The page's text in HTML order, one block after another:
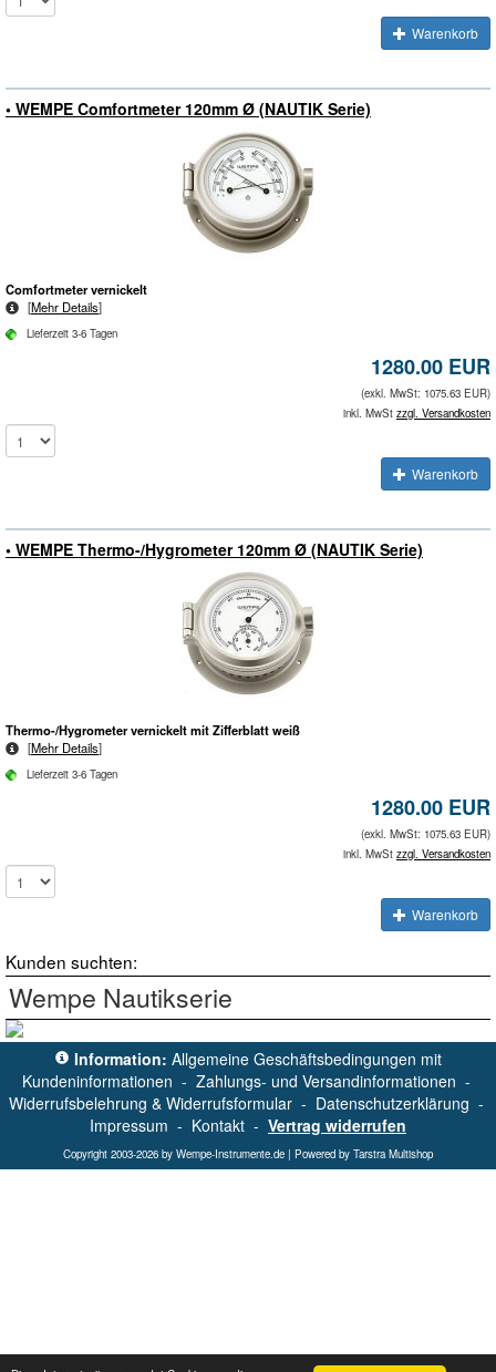
Warenkorb
• WEMPE Comfortmeter 120mm Ø (NAUTIK Serie)
Comfortmeter vernickelt
[Mehr Details]
Lieferzeit 3-6 Tagen
1280.00 EUR
(exkl. MwSt: 1075.63 EUR)
inkl. MwSt zzgl. Versandkosten
Warenkorb
• WEMPE Thermo-/Hygrometer 120mm Ø (NAUTIK Serie)
Thermo-/Hygrometer vernickelt mit Zifferblatt weiß
[Mehr Details]
Lieferzeit 3-6 Tagen
1280.00 EUR
(exkl. MwSt: 1075.63 EUR)
inkl. MwSt zzgl. Versandkosten
Warenkorb
Kunden suchten:
Wempe Nautikserie
Information: Allgemeine Geschäftsbedingungen mit
Kundeninformationen - Zahlungs- und Versandinformationen -
Widerrufsbelehrung & Widerrufsformular- Datenschutzerklärung -
Impressum - Kontakt - Vertrag widerrufen
Copyright 2003-2026 by Wempe-Instrumente.de | Powered by Tarstra Multishop